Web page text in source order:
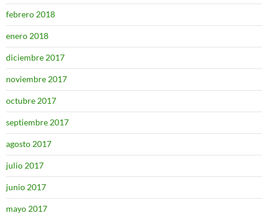
febrero 2018
enero 2018
diciembre 2017
noviembre 2017
octubre 2017
septiembre 2017
agosto 2017
julio 2017
junio 2017
mayo 2017